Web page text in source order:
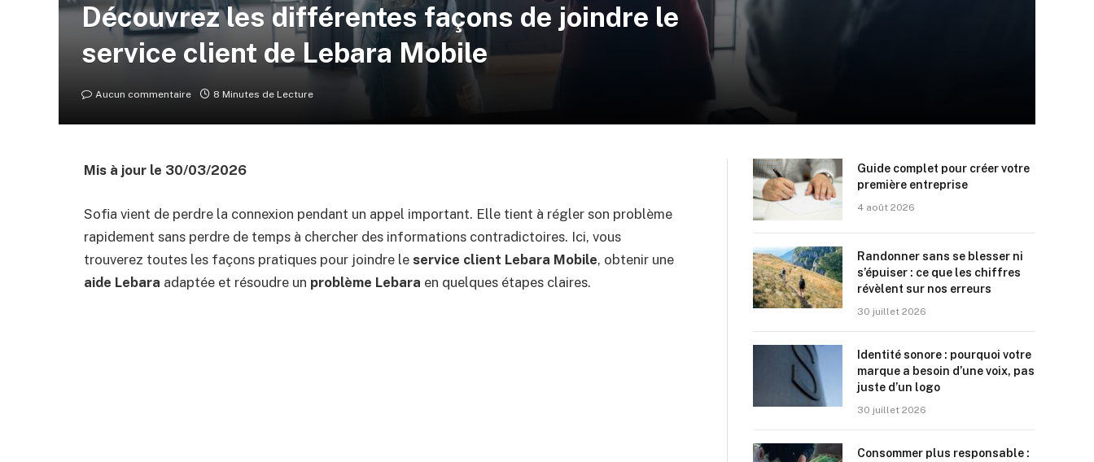
Découvrez les différentes façons de joindre le
service client de Lebara Mobile
Aucun commentaire 8 Minutes de Lecture
Mis à jour le 30/03/2026
Sofia vient de perdre la connexion pendant un appel important. Elle tient à régler son problème
rapidement sans perdre de temps à chercher des informations contradictoires. Ici, vous
trouverez toutes les façons pratiques pour joindre le service client Lebara Mobile, obtenir une
aide Lebara adaptée et résoudre un problème Lebara en quelques étapes claires.
Guide complet pour créer votre
première entreprise
4 août 2026
Randonner sans se blesser ni
s’épuiser : ce que les chiffres
révèlent sur nos erreurs
30 juillet 2026
Identité sonore : pourquoi votre
marque a besoin d’une voix, pas
juste d’un logo
30 juillet 2026
Consommer plus responsable :